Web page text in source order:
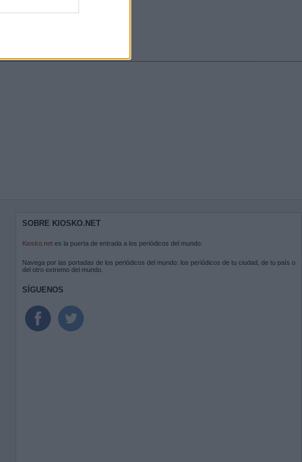
SOBRE KIOSKO.NET
Kiosko.net es la puerta de entrada a los periódicos del mundo.
Navega por las portadas de los periódicos del mundo: los periódicos de tu ciudad, de tu país o
del otro extremo del mundo.
SÍGUENOS